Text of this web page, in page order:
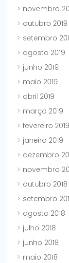
novembro
outubro 2019
setembro
agosto 2019
junho 2019
maio 2019
abril 2019
março 2019
fevereiro 2019
janeiro 2019
dezembro
novembro
outubro 2018
setembro
agosto 2018
julho 2018
junho 2018
maio 2018